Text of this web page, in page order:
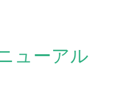
ューアル